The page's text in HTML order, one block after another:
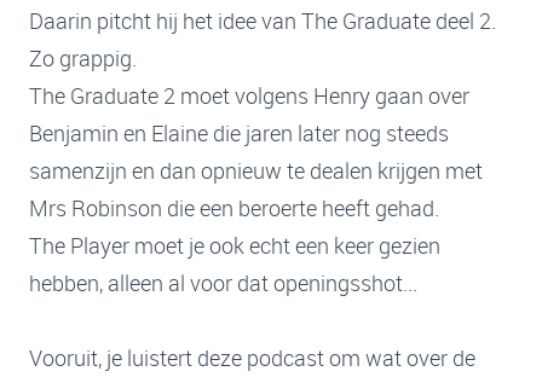
Daarin pitcht hij het idee van The Graduate deel 2.
Zo grappig.
The Graduate 2 moet volgens Henry gaan over
Benjamin en Elaine die jaren later nog steeds
samenzijn en dan opnieuw te dealen krijgen met
Mrs Robinson die een beroerte heeft gehad.
The Player moet je ook echt een keer gezien
hebben, alleen al voor dat openingsshot...
Vooruit, je luistert deze podcast om wat over de